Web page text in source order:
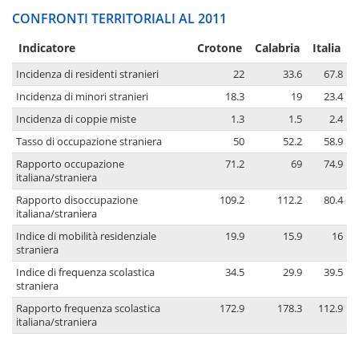
CONFRONTI TERRITORIALI AL 2011
Indicatore Crotone Calabria Italia
Incidenza di residenti stranieri 22 33.6
67.8
Incidenza di minori stranieri
18.3 19
23.4
Incidenza di coppie miste
1.3 1.5
2.4
Tasso di occupazione straniera
50 52.2
58.9
Rapporto occupazione
italiana/straniera
71.2 69 74.9
Rapporto disoccupazione
italiana/straniera
109.2 112.2 80.4
Indice di mobilità residenziale
straniera
19.9 15.9 16
Indice di frequenza scolastica
straniera
34.5 29.9 39.5
Rapporto frequenza scolastica
italiana/straniera
172.9 178.3 112.9